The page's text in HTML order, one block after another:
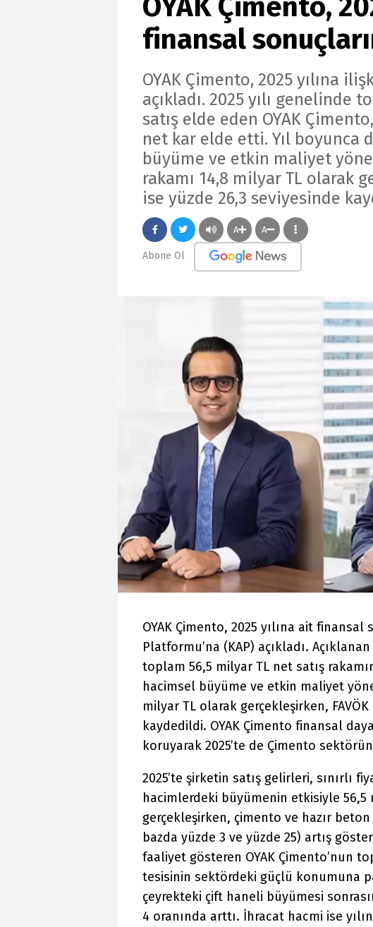
OYAK Çimento,
finansal
OYAK Çimento, 2025 yılına
açıkladı. 2025 yılı genelinde
satış elde eden OYAK
net kar elde etti. Yıl boyunca
büyüme ve etkin maliyet
rakamı 14,8 milyar TL olarak
ise yüzde 26,3 seviyesinde
A A
Abone Ol
OYAK Çimento, 2025 yılına ait
Platformu’na (KAP) açıkladı.
toplam 56,5 milyar TL net satış
hacimsel büyüme ve etkin maliyet
milyar TL olarak gerçekleşirken,
kaydedildi. OYAK Çimento finansal
koruyarak 2025’te de Çimento
2025’te şirketin satış gelirleri, sınırlı
hacimlerdeki büyümenin etkisiyle 56,5
gerçekleşirken, çimento ve hazır
bazda yüzde 3 ve yüzde 25) artış
faaliyet gösteren OYAK Çimento’nun
tesisinin sektördeki güçlü konumuna
çeyrekteki çift haneli büyümesi
4 oranında arttı. İhracat hacmi ise